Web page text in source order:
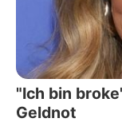
"Ich bin
Geldnot